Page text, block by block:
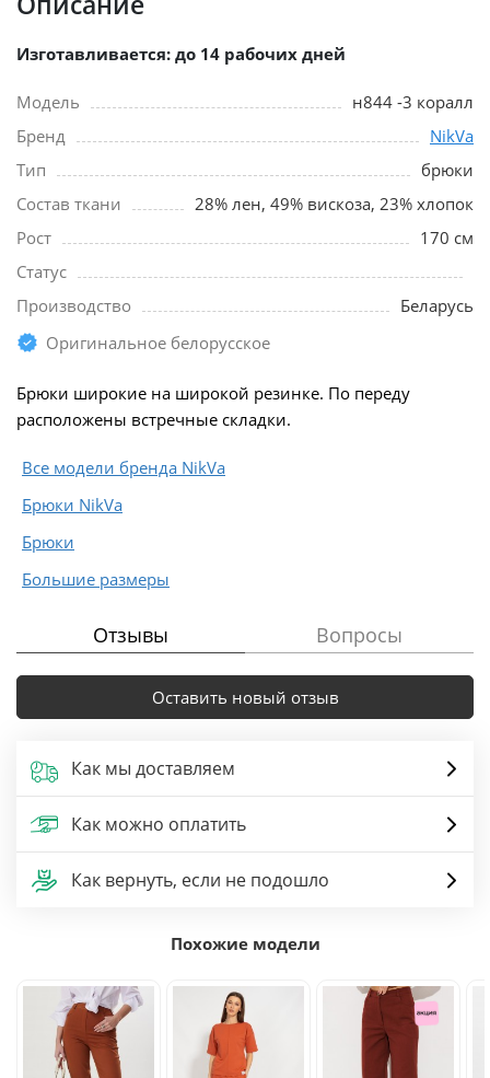
Изготавливается: до 14 рабочих дней
Модель
н844 -3 коралл
Бренд
NikVa
Тип
брюки
Состав ткани
28% лен, 49% вискоза, 23% хлопок
Рост
170 см
Статус
Производство
Беларусь
Оригинальное белорусское
Брюки широкие на широкой резинке. По переду
расположены встречные складки.
Все модели бренда NikVa
Брюки NikVa
Брюки
Большие размеры
Отзывы Вопросы
Оставить новый отзыв
Как мы доставляем
Как можно оплатить
Как вернуть, если не подошло
Похожие модели